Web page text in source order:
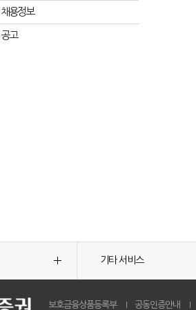
채용정보
공고
기타 서비스
보호금융상품등록부 공동인증안내